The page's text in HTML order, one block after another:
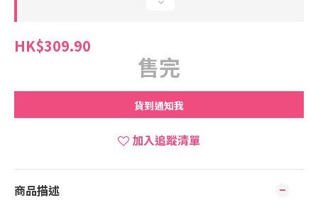
HK$309.90
售完
貨到通知我
加入追蹤清單
商品描述